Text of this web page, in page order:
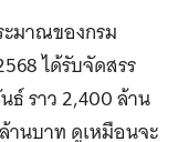
มาณของกรม
ได้รับจัดสรร
ธ์ ราว 2,400 ล้าน
านบาท ดูเหมือนจะ